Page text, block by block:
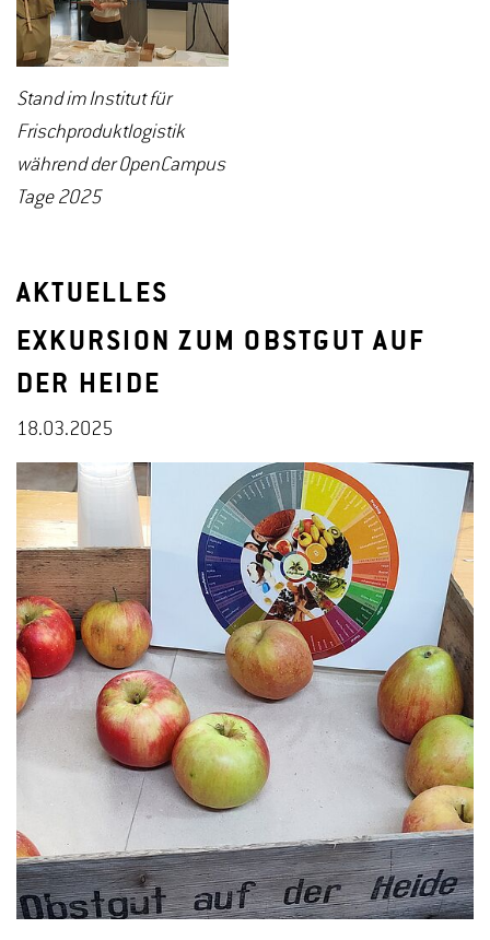
Stand im Institut für
Frischproduktlogistik
während der OpenCampus
Tage 2025
AKTUELLES
EXKURSION ZUM OBSTGUT AUF
DER HEIDE
18.03.2025